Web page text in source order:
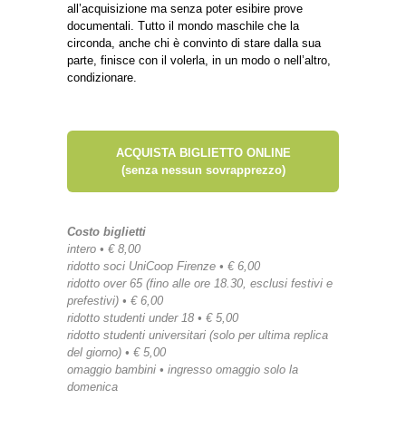
all’acquisizione ma senza poter esibire prove
documentali. Tutto il mondo maschile che la
circonda, anche chi è convinto di stare dalla sua
parte, finisce con il volerla, in un modo o nell’altro,
condizionare.
ACQUISTA BIGLIETTO ONLINE
(senza nessun sovrapprezzo)
Costo biglietti
intero • € 8,00
ridotto soci UniCoop Firenze • € 6,00
ridotto over 65 (fino alle ore 18.30, esclusi festivi e
prefestivi) • € 6,00
ridotto studenti under 18 • € 5,00
ridotto studenti universitari (solo per ultima replica
del giorno) • € 5,00
omaggio bambini • ingresso omaggio solo la
domenica